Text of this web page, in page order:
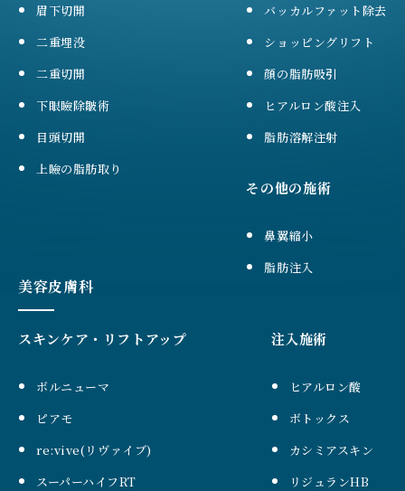
眉下切開
二重埋没
二重切開
下眼瞼除皺術
目頭切開
上瞼の脂肪取り
バッカルファット除去
ショッピングリフト
顔の脂肪吸引
ヒアルロン酸注入
脂肪溶解注射
その他の施術
鼻翼縮小
脂肪注入
美容皮膚科
スキンケア・リフトアップ
ボルニューマ
ピアモ
re:vive(リヴァイブ)
スーパーハイフRT
注入施術
ヒアルロン酸
ボトックス
カシミアスキン
リジュランHB